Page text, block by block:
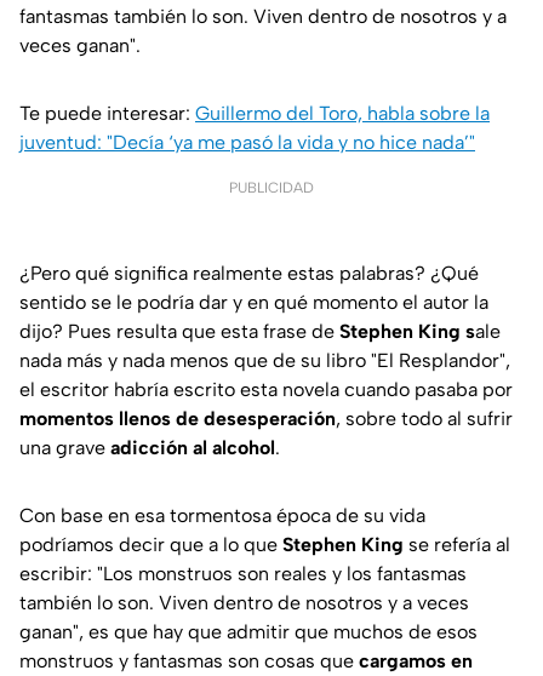
fantasmas también lo son. Viven dentro de nosotros y a
veces ganan".
Te puede interesar: Guillermo del Toro, habla sobre la
juventud: "Decía ‘ya me pasó la vida y no hice nada’"
PUBLICIDAD
¿Pero qué significa realmente estas palabras? ¿Qué
sentido se le podría dar y en qué momento el autor la
dijo? Pues resulta que esta frase de Stephen King sale
nada más y nada menos que de su libro "El Resplandor",
el escritor habría escrito esta novela cuando pasaba por
momentos llenos de desesperación, sobre todo al sufrir
una grave adicción al alcohol.
Con base en esa tormentosa época de su vida
podríamos decir que a lo que Stephen King se refería al
escribir: "Los monstruos son reales y los fantasmas
también lo son. Viven dentro de nosotros y a veces
ganan", es que hay que admitir que muchos de esos
monstruos y fantasmas son cosas que cargamos en